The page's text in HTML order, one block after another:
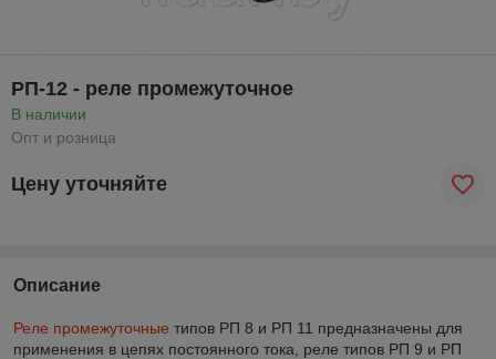
РП-12 - реле промежуточное
В наличии
Опт и розница
Цену уточняйте
Описание
Реле промежуточные типов РП 8 и РП 11 предназначены для
применения в цепях постоянного тока, реле типов РП 9 и РП